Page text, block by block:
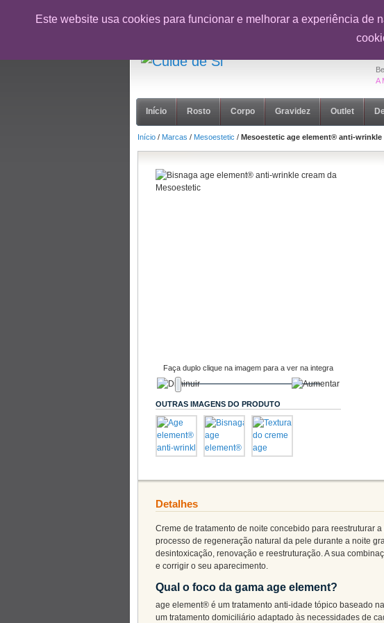
Este website usa cookies para funcionar e melhorar a experiência de
CUPÃO: NOVOCLIENTE26 - 10% desconto em toda a
A
Início Rosto Corpo Gravidez Outlet
Início / Marcas / Mesoestetic / Mesoestetic age element® anti-wrinkle
Faça duplo clique na imagem para a ver na integra
OUTRAS IMAGENS DO PRODUTO
Detalhes
Creme de tratamento de noite concebido para reestruturar
processo de regeneração natural da pele durante a noite
desintoxicação, renovação e reestruturação. A sua
e corrigir o seu aparecimento.
Qual o foco da gama age element?
age element® é um tratamento anti-idade tópico baseado
um tratamento domiciliário adaptado às necessidades de